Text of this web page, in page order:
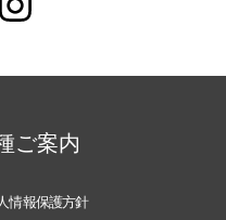
ご案内
情報保護方針